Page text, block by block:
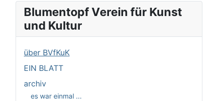
Blumentopf Verein für Kunst
und Kultur
über BVfKuK
EIN BLATT
archiv
es war einmal ...